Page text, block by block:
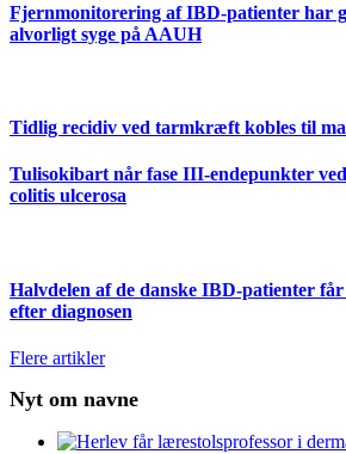
Fjernmonitorering af IBD-patienter har
alvorligt syge på AAUH
Tidlig recidiv ved tarmkræft kobles til
Tulisokibart når fase III-endepunkter
colitis ulcerosa
Halvdelen af de danske IBD-patienter
efter diagnosen
Flere artikler
Nyt om navne